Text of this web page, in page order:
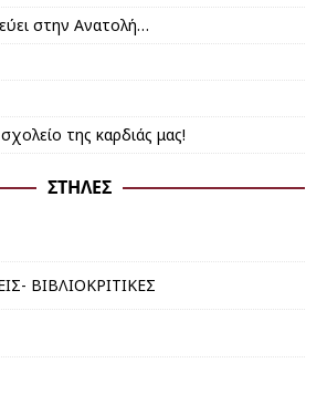
στην Ανατολή…
της καρδιάς μας!
ΣΤΉΛΕΣ
ΒΙΒΛΙΟΚΡΙΤΙΚΕΣ